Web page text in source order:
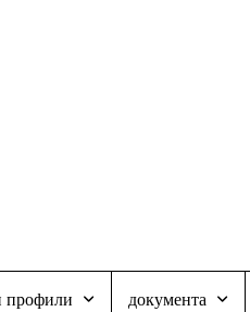
профили документа